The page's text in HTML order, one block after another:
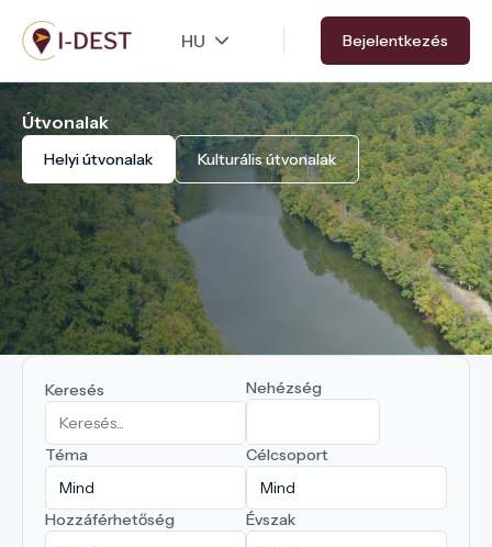
Ugrás
a
tartalomra
Bejelentkezés
Útvonalak
Helyi útvonalak Kulturális útvonalak
Keresés Nehézség
Téma Célcsoport
Hozzáférhetőség Évszak